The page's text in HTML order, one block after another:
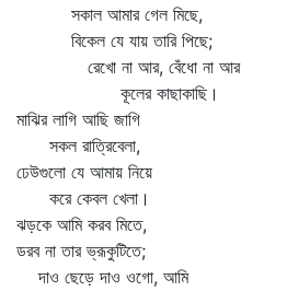
সকাল আমার গেল মিছে,
বিকেল যে যায় তারি পিছে;
রেখো না আর, বেঁধো না আর
কূলের কাছাকাছি।
মাঝির লাগি আছি জাগি
সকল রাত্রিবেলা,
ঢেউগুলো যে আমায় নিয়ে
করে কেবল খেলা।
ঝড়কে আমি করব মিতে,
ডরব না তার ভ্রূকুটিতে;
দাও ছেড়ে দাও ওগো, আমি